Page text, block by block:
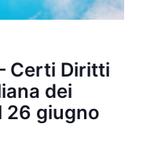
Certi Diritti
dei
26 giugno